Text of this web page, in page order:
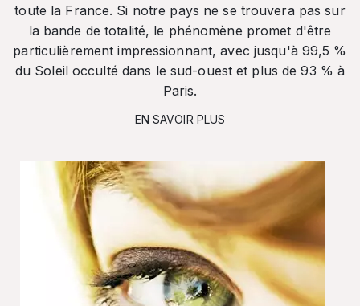
toute la France. Si notre pays ne se trouvera pas sur
la bande de totalité, le phénomène promet d'être
particulièrement impressionnant, avec jusqu'à 99,5 %
du Soleil occulté dans le sud-ouest et plus de 93 % à
Paris.
EN SAVOIR PLUS